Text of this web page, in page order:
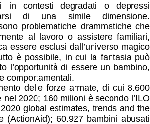
in contesti degradati o depressi
di una simile dimensione.
problematiche drammatiche che
al lavoro o assistere familiari,
essere esclusi dall’universo magico
è possibile, in cui la fantasia può
l’opportunità di essere un bambino,
comportamentali.
delle forze armate, di cui 8.600
2020; 160 milioni è secondo l’ILO
global estimates, trends and the
(ActionAid); 60.927 bambini abusati